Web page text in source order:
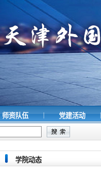
师资队伍 | 党建活动 |
学院动态